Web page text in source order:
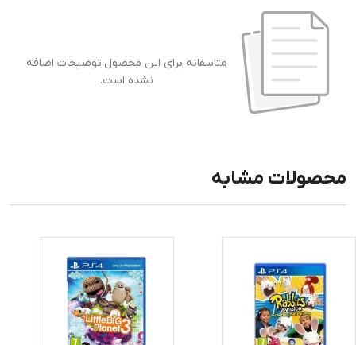
متاسفانه برای این محصول،توضیحات اضافه
نشده است.
محصولات مشابه